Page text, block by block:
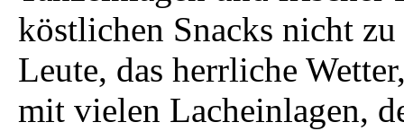
köstlichen Snacks nicht
Leute, das herrliche
mit vielen Lacheinlagen,